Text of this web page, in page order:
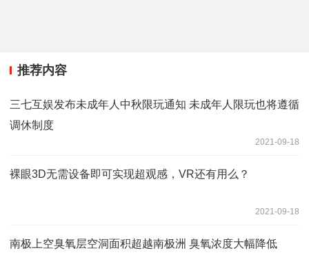
推荐内容
三七互娱发布未成年人中秋限玩通知 未成年人限玩也将遵循
调休制度
2021-09-18
裸眼3D无需设备即可实现超观感，VR还有用么？
2021-09-18
南极上空臭氧层空洞面积超越南极洲 臭氧浓度大幅降低